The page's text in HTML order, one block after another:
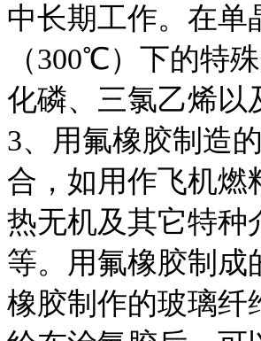
中长期工作。在单
（300℃）下的特
化磷、三氯乙烯
3、用氟橡胶制造
合，如用作飞机燃
热无机及其它特种
等。用氟橡胶制成
橡胶制作的玻璃